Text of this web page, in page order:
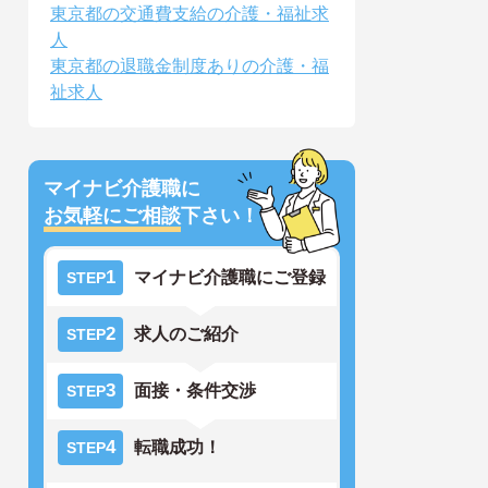
東京都の交通費支給の介護・福祉求
人
東京都の退職金制度ありの介護・福
祉求人
マイナビ介護職に
お気軽にご相談下さい！
STEP1 マイナビ介護職にご登録
STEP2 求人のご紹介
STEP3 面接・条件交渉
STEP4 転職成功！